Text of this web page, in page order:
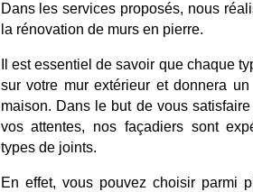
Dans les services proposés, nous
la rénovation de murs en pierre.
Il est essentiel de savoir que chaque
sur votre mur extérieur et donnera
maison. Dans le but de vous
vos attentes, nos façadiers sont
types de joints.
En effet, vous pouvez choisir parmi